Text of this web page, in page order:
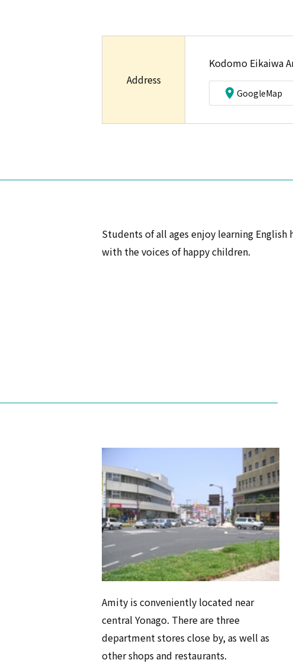
Address
Kodomo Eikaiwa
GoogleMap
Students of all ages enjoy learning English
with the voices of happy children.
Amity is conveniently located near
central Yonago. There are three
department stores close by, as well as
other shops and restaurants.